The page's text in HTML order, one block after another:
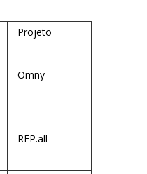
Projeto
Omny
REP.all